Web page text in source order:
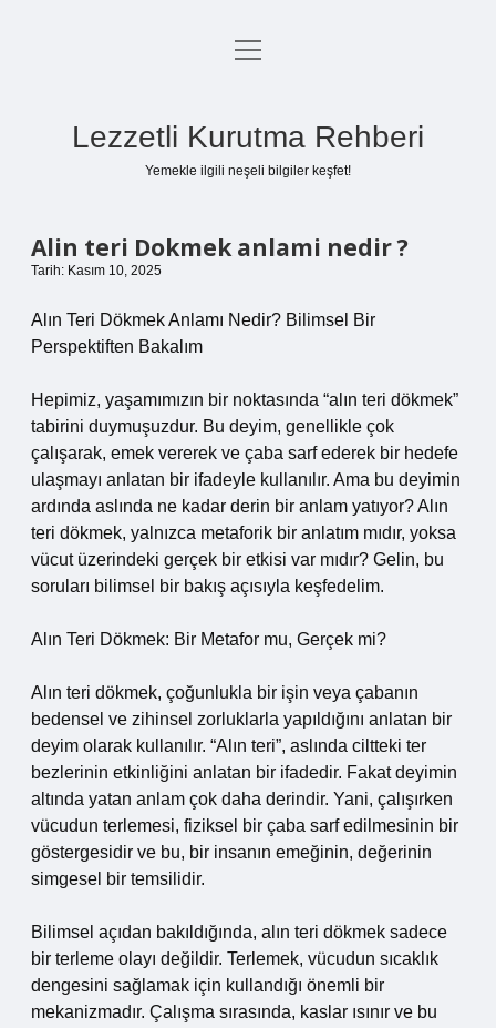
Anasayfa
menüyü
Lezzetli Kurutma Rehberi
Yemekle ilgili neşeli bilgiler keşfet!
Alin teri Dokmek anlami nedir ?
Tarih: Kasım 10, 2025
Alın Teri Dökmek Anlamı Nedir? Bilimsel Bir
Perspektiften Bakalım
Hepimiz, yaşamımızın bir noktasında “alın teri dökmek”
tabirini duymuşuzdur. Bu deyim, genellikle çok
çalışarak, emek vererek ve çaba sarf ederek bir hedefe
ulaşmayı anlatan bir ifadeyle kullanılır. Ama bu deyimin
ardında aslında ne kadar derin bir anlam yatıyor? Alın
teri dökmek, yalnızca metaforik bir anlatım mıdır, yoksa
vücut üzerindeki gerçek bir etkisi var mıdır? Gelin, bu
soruları bilimsel bir bakış açısıyla keşfedelim.
Alın Teri Dökmek: Bir Metafor mu, Gerçek mi?
Alın teri dökmek, çoğunlukla bir işin veya çabanın
bedensel ve zihinsel zorluklarla yapıldığını anlatan bir
deyim olarak kullanılır. “Alın teri”, aslında ciltteki ter
bezlerinin etkinliğini anlatan bir ifadedir. Fakat deyimin
altında yatan anlam çok daha derindir. Yani, çalışırken
vücudun terlemesi, fiziksel bir çaba sarf edilmesinin bir
göstergesidir ve bu, bir insanın emeğinin, değerinin
simgesel bir temsilidir.
Bilimsel açıdan bakıldığında, alın teri dökmek sadece
bir terleme olayı değildir. Terlemek, vücudun sıcaklık
dengesini sağlamak için kullandığı önemli bir
mekanizmadır. Çalışma sırasında, kaslar ısınır ve bu